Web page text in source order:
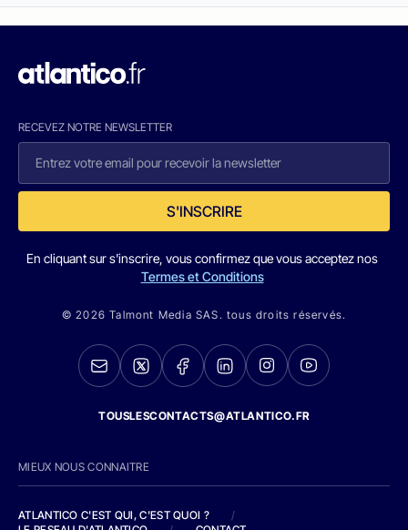
RECEVEZ NOTRE NEWSLETTER
S'INSCRIRE
En cliquant sur s'inscrire, vous confirmez que vous acceptez nos
Termes et Conditions
© 2026 Talmont Media SAS. tous droits réservés.
TOUSLESCONTACTS@ATLANTICO.FR
MIEUX NOUS CONNAITRE
ATLANTICO C'EST QUI, C'EST QUOI ?
/